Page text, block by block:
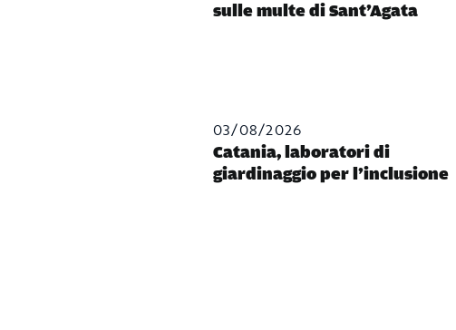
sulle multe di Sant’Agata
03/08/2026
Catania, laboratori di
giardinaggio per l’inclusione